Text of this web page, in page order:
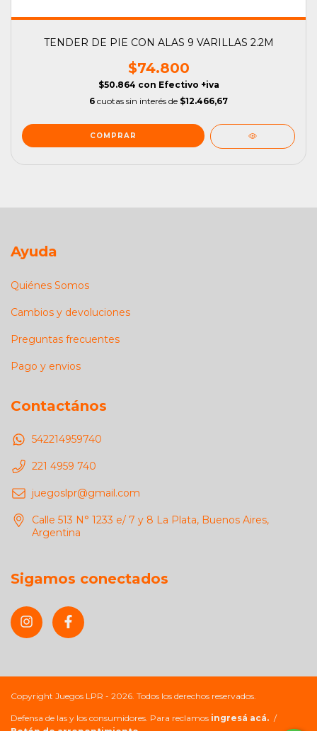
TENDER DE PIE CON ALAS 9 VARILLAS 2.2M
$74.800
$50.864 con Efectivo +iva
6 cuotas sin interés de $12.466,67
Ayuda
Quiénes Somos
Cambios y devoluciones
Preguntas frecuentes
Pago y envios
Contactános
542214959740
221 4959 740
juegoslpr@gmail.com
Calle 513 N° 1233 e/ 7 y 8 La Plata, Buenos Aires,
Argentina
Sigamos conectados
Copyright Juegos LPR - 2026. Todos los derechos reservados.
Defensa de las y los consumidores. Para reclamos ingresá acá. /